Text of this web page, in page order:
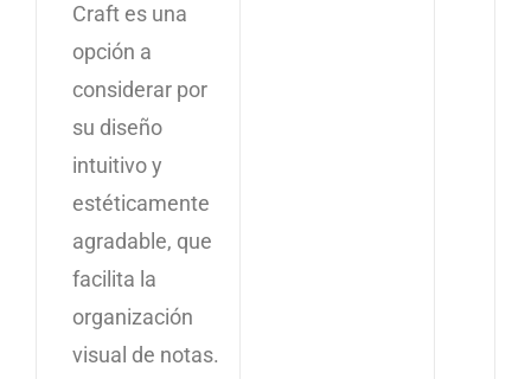
Craft es una
opción a
considerar por
su diseño
intuitivo y
estéticamente
agradable, que
facilita la
organización
visual de notas.